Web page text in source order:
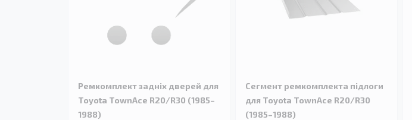
Ремкомплект задніх дверей для
Toyota TownAce R20/R30 (1985–
1988)
Сегмент ремкомплекта підлоги
для Toyota TownAce R20/R30
(1985–1988)